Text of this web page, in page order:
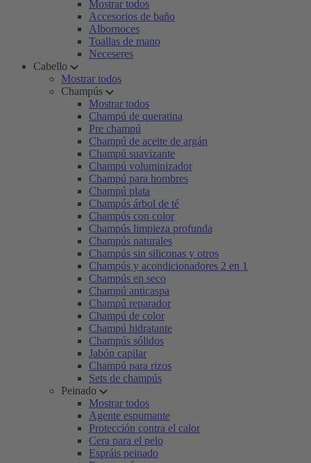
Mostrar todos
Accesorios de baño
Albornoces
Toallas de mano
Neceseres
Cabello
Mostrar todos
Champús
Mostrar todos
Champú de queratina
Pre champú
Champú de aceite de argán
Champú suavizante
Champú voluminizador
Champú para hombres
Champú plata
Champús árbol de té
Champús con color
Champús limpieza profunda
Champús naturales
Champús sin siliconas y otros
Champús y acondicionadores 2 en 1
Champús en seco
Champú anticaspa
Champú reparador
Champú de color
Champú hidratante
Champús sólidos
Jabón capilar
Champú para rizos
Sets de champús
Peinado
Mostrar todos
Agente espumante
Protección contra el calor
Cera para el pelo
Espráis peinado